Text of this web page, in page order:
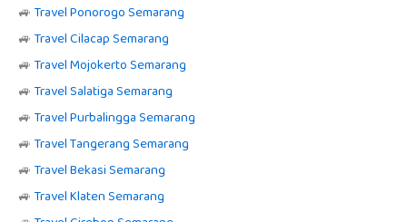
🚙 Travel Ponorogo Semarang
🚙 Travel Cilacap Semarang
🚙 Travel Mojokerto Semarang
🚙 Travel Salatiga Semarang
🚙 Travel Purbalingga Semarang
🚙 Travel Tangerang Semarang
🚙 Travel Bekasi Semarang
🚙 Travel Klaten Semarang